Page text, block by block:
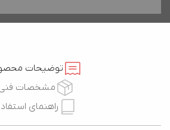
توضیحات
مشخصات
راهنمای